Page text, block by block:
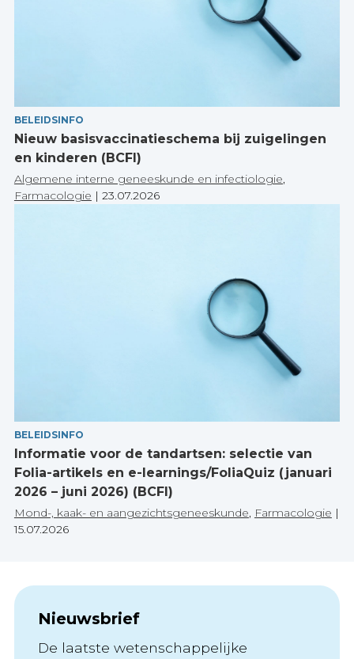
BELEIDSINFO
Nieuw basisvaccinatieschema bij zuigelingen
en kinderen (BCFI)
Algemene interne geneeskunde en infectiologie,
Farmacologie | 23.07.2026
BELEIDSINFO
Informatie voor de tandartsen: selectie van
Folia-artikels en e-learnings/FoliaQuiz (januari
2026 – juni 2026) (BCFI)
Mond-, kaak- en aangezichtsgeneeskunde, Farmacologie |
15.07.2026
Nieuwsbrief
De laatste wetenschappelijke